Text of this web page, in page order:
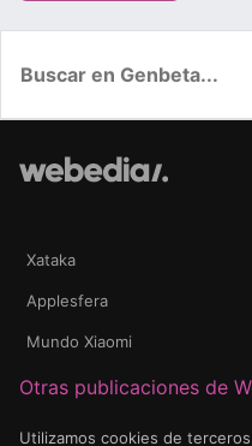
Xataka
Applesfera
Mundo Xiaomi
Otras publicaciones de
Utilizamos cookies de